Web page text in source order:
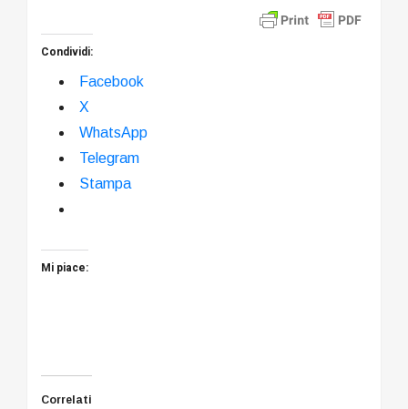
Condividi:
Facebook
X
WhatsApp
Telegram
Stampa
Mi piace:
Correlati